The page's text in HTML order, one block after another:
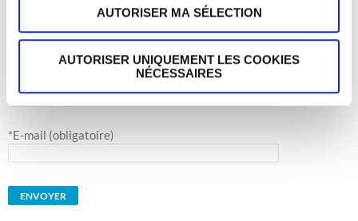
AUTORISER MA SÉLECTION
AUTORISER UNIQUEMENT LES COOKIES
NÉCESSAIRES
INSCRIPTION À LA NEWSLETTER
*Nom / Prénom (obligatoire)
*E-mail (obligatoire)